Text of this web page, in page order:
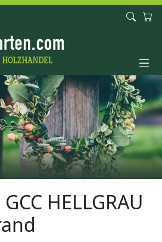
HELLGRAU